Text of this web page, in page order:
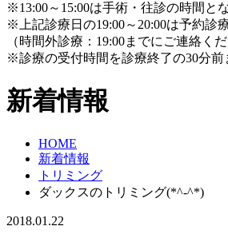
※13:00～15:00は手術・往診の時間と
※上記診療日の19:00～20:00は予約診療
（時間外診療：19:00までにご連絡くだ
※診療の受付時間を診療終了の30分
新着情報
HOME
新着情報
トリミング
ダックスのトリミング(*^-^*)
2018.01.22